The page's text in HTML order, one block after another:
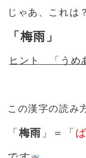
じゃあ、これは？
「梅雨」
ヒント 「うめ
この漢字の読み
「梅雨 」＝「